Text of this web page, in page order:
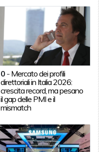
0 - Mercato dei profili
direttoriali in Italia 2026:
crescita record, ma pesano
il gap delle PMI e il
mismatch